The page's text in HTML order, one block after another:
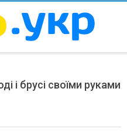
і брусі своїми руками